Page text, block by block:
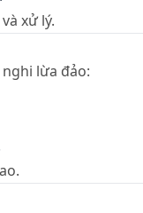
xử lý.
lừa đảo: